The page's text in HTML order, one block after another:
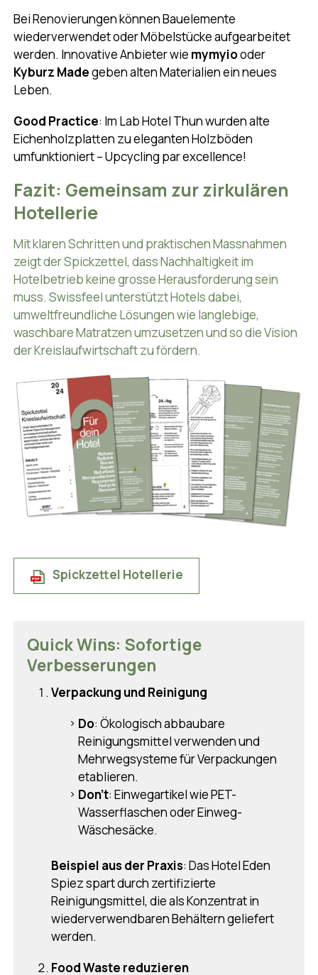
Bei Renovierungen können Bauelemente
wiederverwendet oder Möbelstücke aufgearbeitet
werden. Innovative Anbieter wie mymyiooder
Kyburz Madegeben alten Materialien ein neues
Leben.
Good Practice: Im Lab Hotel Thun wurden alte
Eichenholzplatten zu eleganten Holzböden
umfunktioniert – Upcycling par excellence!
Fazit: Gemeinsam zur zirkulären
Hotellerie
Mit klaren Schritten und praktischen Massnahmen
zeigt der Spickzettel, dass Nachhaltigkeit im
Hotelbetrieb keine grosse Herausforderung sein
muss. Swissfeel unterstützt Hotels dabei,
umweltfreundliche Lösungen wie langlebige,
waschbare Matratzen umzusetzen und so die Vision
der Kreislaufwirtschaft zu fördern.
Spickzettel Hotellerie
Quick Wins: Sofortige
Verbesserungen
Verpackung und Reinigung
Do: Ökologisch abbaubare
Reinigungsmittel verwenden und
Mehrwegsysteme für Verpackungen
etablieren.
Don’t: Einwegartikel wie PET-
Wasserflaschen oder Einweg-
Wäschesäcke.
Beispiel aus der Praxis: Das Hotel Eden
Spiez spart durch zertifizierte
Reinigungsmittel, die als Konzentrat in
wiederverwendbaren Behältern geliefert
werden.
Food Waste reduzieren